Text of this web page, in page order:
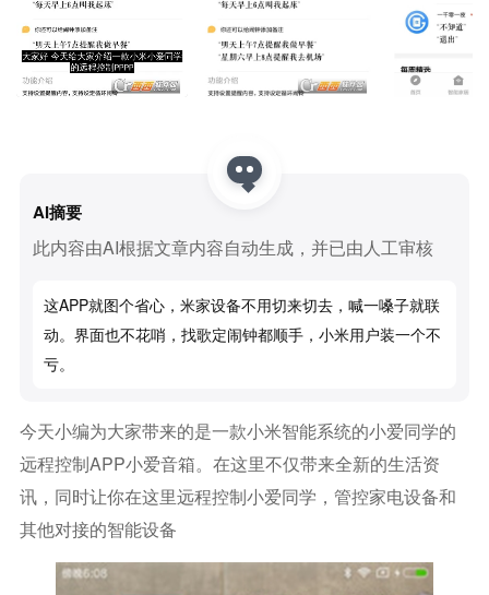
AI摘要
此内容由AI根据文章内容自动生成，并已由人工审核
这APP就图个省心，米家设备不用切来切去，喊一嗓子就联
动。界面也不花哨，找歌定闹钟都顺手，小米用户装一个不
亏。
今天小编为大家带来的是一款小米智能系统的小爱同学的
远程控制APP小爱音箱。在这里不仅带来全新的生活资
讯，同时让你在这里远程控制小爱同学，管控家电设备和
其他对接的智能设备